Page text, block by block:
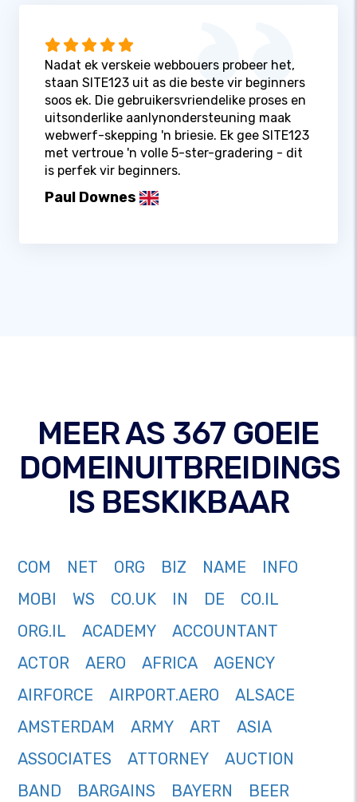
Nadat ek verskeie webbouers probeer het,
staan ​​SITE123 uit as die beste vir beginners
soos ek. Die gebruikersvriendelike proses en
uitsonderlike aanlynondersteuning maak
webwerf-skepping 'n briesie. Ek gee SITE123
met vertroue 'n volle 5-ster-gradering - dit
is perfek vir beginners.
Paul Downes
MEER AS 367 GOEIE
DOMEINUITBREIDINGS
IS BESKIKBAAR
COM NET ORG BIZ NAME
INFO
MOBI
WS CO.UK IN DE
CO.IL
ORG.IL
ACADEMY
ACCOUNTANT
ACTOR
AERO AFRICA
AGENCY
AIRFORCE
AIRPORT.AERO
ALSACE
AMSTERDAM
ARMY ART
ASIA
ASSOCIATES
ATTORNEY
AUCTION
BAND
BARGAINS BAYERN
BEER